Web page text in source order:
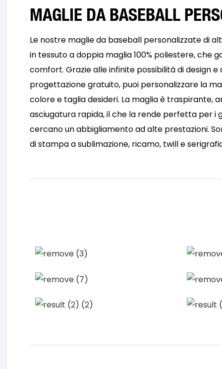
MAGLIE DA BASEBALL
Le nostre maglie da baseball personalizzate di
in tessuto a doppia maglia 100% poliestere, che
comfort. Grazie alle infinite possibilità di design e
progettazione gratuito, puoi personalizzare la
colore e taglia desideri. La maglia è traspirante,
asciugatura rapida, il che la rende perfetta per i
cercano un abbigliamento ad alte prestazioni.
di stampa a sublimazione, ricamo, twill e